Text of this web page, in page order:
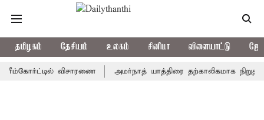
தமிழகம் தேசியம் உலகம் சினிமா விளையாட்டு
விசாரணை அமர்நாத் யாத்திரை தற்காலிகமாக நிறுத்தம்